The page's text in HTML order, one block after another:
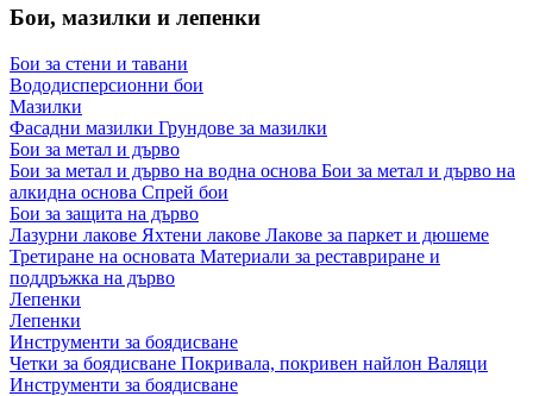
Бои, мазилки и лепенки
Бои за стени и тавани
Вододисперсионни бои
Мазилки
Фасадни мазилки Грундове за мазилки
Бои за метал и дърво
Бои за метал и дърво на водна основа Бои за метал и дърво на
алкидна основа Спрей бои
Бои за защита на дърво
Лазурни лакове Яхтени лакове Лакове за паркет и дюшеме
Третиране на основата Материали за реставриране и
поддръжка на дърво
Лепенки
Лепенки
Инструменти за боядисване
Четки за боядисване Покривала, покривен найлон Валяци
Инструменти за боядисване